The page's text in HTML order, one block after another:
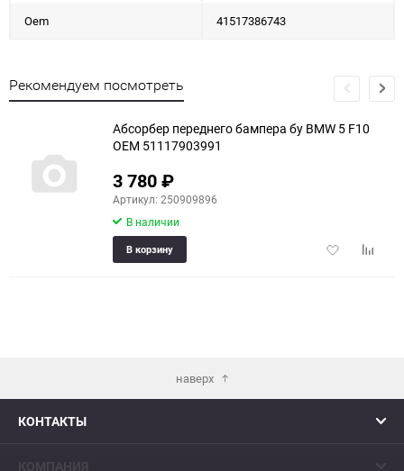
Oem 41517386743
Рекомендуем посмотреть
Абсорбер переднего бампера бу BMW 5 F10
OEM 51117903991
3 780₽
Артикул: 250909896
В наличии
Добавить
В корзину
наверх
КОНТАКТЫ